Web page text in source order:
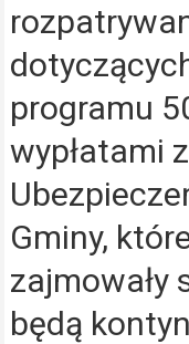
programu
wypłatami
Gminy,
zajmowały
będą